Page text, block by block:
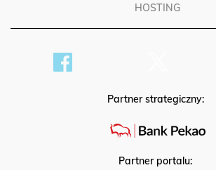
HOSTING
Partner strategiczny:
Partner portalu: